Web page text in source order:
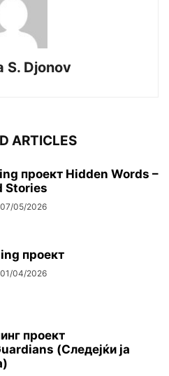
S. Djonov
ARTICLES
проект Hidden Words –
Stories
07/05/2026
проект
01/04/2026
проект
(Следејќи ја